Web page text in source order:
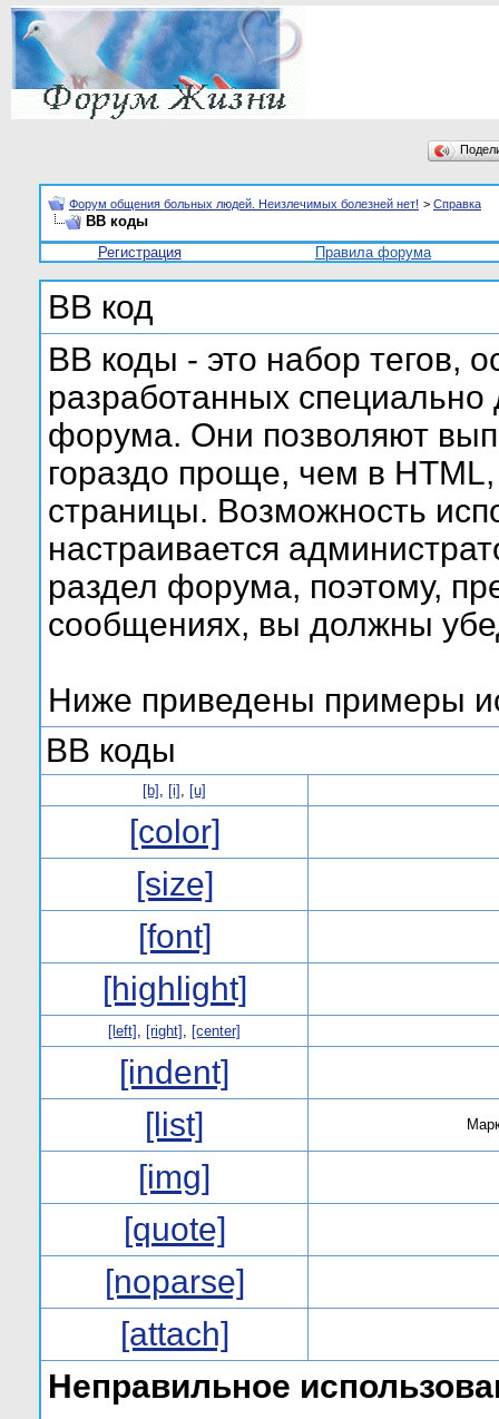
Форум общения больных людей. Неизлечимых болезней нет! > Справка
BB коды
Регистрация
Правила форума
BB код
BB коды - это набор тегов,
разработанных
форума. Они позволяют
гораздо проще, чем в
страницы. Возможность
настраивается
раздел форума, поэтому,
сообщениях, вы должны
Ниже приведены примеры
BB коды
[b] , [i] , [u]
[color]
[size]
[font]
[highlight]
[left] , [right] , [center]
[indent]
[list]
[img]
[quote]
[noparse]
[attach]
Неправильное